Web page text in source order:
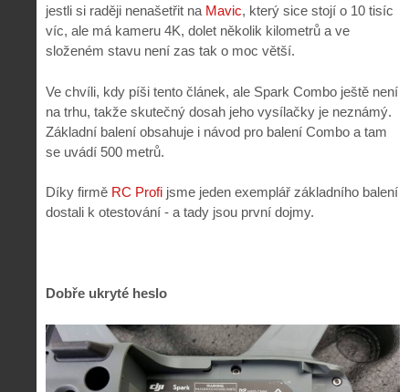
jestli si raději nenašetřit na Mavic, který sice stojí o 10 tisíc
víc, ale má kameru 4K, dolet několik kilometrů a ve
složeném stavu není zas tak o moc větší.
Ve chvíli, kdy píši tento článek, ale Spark Combo ještě není
na trhu, takže skutečný dosah jeho vysílačky je neznámý.
Základní balení obsahuje i návod pro balení Combo a tam
se uvádí 500 metrů.
Díky firmě RC Profi jsme jeden exemplář základního balení
dostali k otestování - a tady jsou první dojmy.
Dobře ukryté heslo